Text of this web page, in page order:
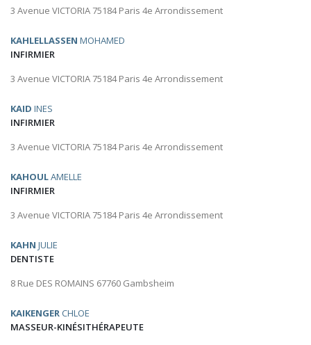
3 Avenue VICTORIA 75184 Paris 4e Arrondissement
KAHLELLASSEN MOHAMED
INFIRMIER
3 Avenue VICTORIA 75184 Paris 4e Arrondissement
KAID INES
INFIRMIER
3 Avenue VICTORIA 75184 Paris 4e Arrondissement
KAHOULAMELLE
INFIRMIER
3 Avenue VICTORIA 75184 Paris 4e Arrondissement
KAHN JULIE
DENTISTE
8 Rue DES ROMAINS 67760 Gambsheim
KAIKENGER CHLOE
MASSEUR-KINÉSITHÉRAPEUTE